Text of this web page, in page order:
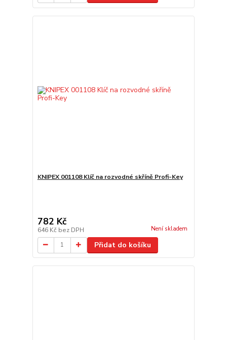
KNIPEX 001108 Klíč na rozvodné skříně Profi-Key
782 Kč
646 Kč bez DPH Není skladem
Přidat do košíku